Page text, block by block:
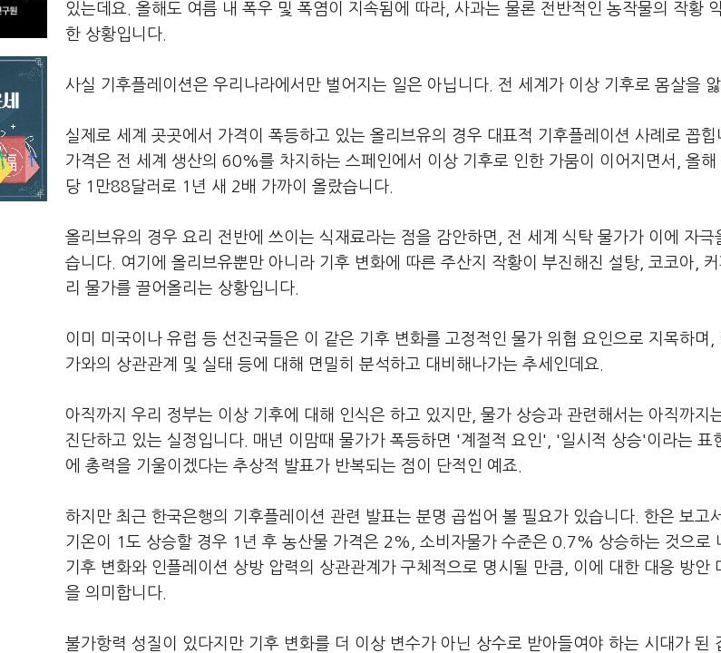
있는데요. 올해도 여름 내 폭우 및 폭염이 지속됨에 따라, 사과는 물론 전반적인 농작물의 작황
한 상황입니다.
사실 기후플레이션은 우리나라에서만 벌어지는 일은 아닙니다. 전 세계가 이상 기후로 몸살을
실제로 세계 곳곳에서 가격이 폭등하고 있는 올리브유의 경우 대표적 기후플레이션 사례로 꼽
가격은 전 세계 생산의 60%를 차지하는 스페인에서 이상 기후로 인한 가뭄이 이어지면서, 올
당 1만88달러로 1년 새 2배 가까이 올랐습니다.
올리브유의 경우 요리 전반에 쓰이는 식재료라는 점을 감안하면, 전 세계 식탁 물가가 이에 자극
습니다. 여기에 올리브유뿐만 아니라 기후 변화에 따른 주산지 작황이 부진해진 설탕, 코코아,
리 물가를 끌어올리는 상황입니다.
이미 미국이나 유럽 등 선진국들은 이 같은 기후 변화를 고정적인 물가 위협 요인으로 지목하며,
가와의 상관관계 및 실태 등에 대해 면밀히 분석하고 대비해나가는 추세인데요.
아직까지 우리 정부는 이상 기후에 대해 인식은 하고 있지만, 물가 상승과 관련해서는 아직까지
진단하고 있는 실정입니다. 매년 이맘때 물가가 폭등하면 '계절적 요인', '일시적 상승'이라는 표
에 총력을 기울이겠다는 추상적 발표가 반복되는 점이 단적인 예죠.
하지만 최근 한국은행의 기후플레이션 관련 발표는 분명 곱씹어 볼 필요가 있습니다. 한은 보고
기온이 1도 상승할 경우 1년 후 농산물 가격은 2%, 소비자물가 수준은 0.7% 상승하는 것으로
기후 변화와 인플레이션 상방 압력의 상관관계가 구체적으로 명시될 만큼, 이에 대한 대응 방안
을 의미합니다.
불가항력 성질이 있다지만 기후 변화를 더 이상 변수가 아닌 상수로 받아들여야 하는 시대가 된